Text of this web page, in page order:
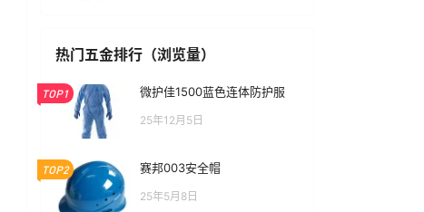
热门五金排行（浏览量）
TOP1 微护佳1500蓝色连体防护服
25年12月5日
TOP2 赛邦003安全帽
25年5月8日